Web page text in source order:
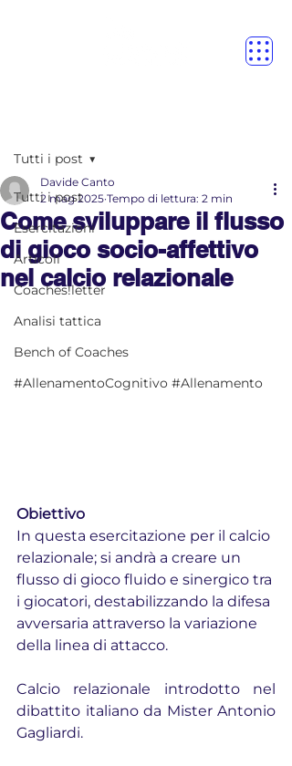
Tutti i post
Esercitazioni
Articoli
Coaches!letter
Analisi tattica
Bench of Coaches
#AllenamentoCognitivo #Allenamento
Tutti i post
Come sviluppare il flusso
di gioco socio-affettivo
nel calcio relazionale
Davide Canto
2 mag 2025 Tempo di lettura: 2 min
Obiettivo
In questa esercitazione per il calcio
relazionale; si andrà a creare un
flusso di gioco fluido e sinergico tra
i giocatori, destabilizzando la difesa
avversaria attraverso la variazione
della linea di attacco.
Calcio relazionale introdotto nel
dibattito italiano da Mister Antonio
Gagliardi.